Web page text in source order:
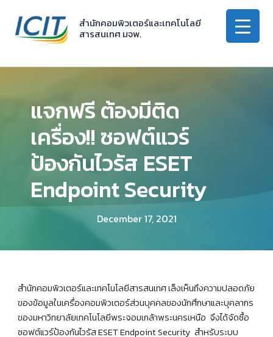
content
สำนักคอมพิวเตอร์และเทคโนโลยี
สารสนเทศ มจพ.
แจกฟรี ต้องมีติด
เครื่อง!! ซอฟต์แวร์
ป้องกันไวรัส ESET
Endpoint Security
December 17, 2021
สำนักคอมพิวเตอร์และเทคโนโลยีสารสนเทศ เล็งเห็นถึงความปลอดภัย
ของข้อมูลในเครื่องคอมพิวเตอร์ส่วนบุคคลของนักศึกษาและบุคลากร
ของมหาวิทยาลัยเทคโนโลยีพระจอมเกล้าพระนครเหนือ จึงได้จัดซื้อ
ซอฟต์แวร์ป้องกันไวรัส ESET Endpoint Security สำหรับระบบ